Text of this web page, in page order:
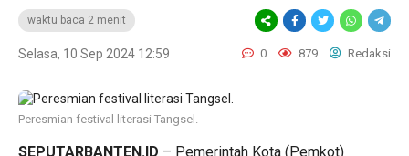
waktu baca 2 menit
Selasa, 10 Sep 2024 12:59 0 879 Redaksi
Peresmian festival literasi Tangsel.
SEPUTARBANTEN.ID – Pemerintah Kota (Pemkot)